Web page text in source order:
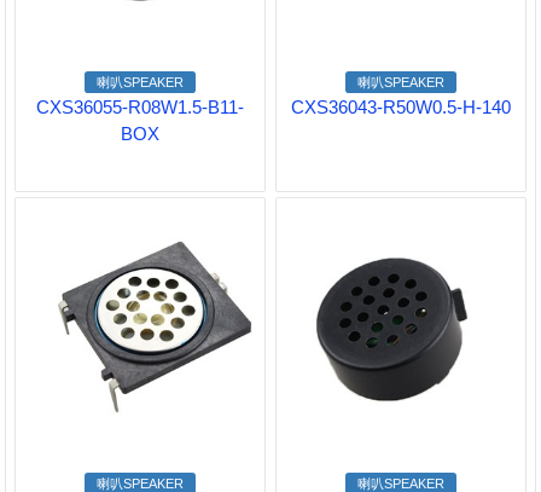
喇叭SPEAKER
CXS36055-R08W1.5-B11-
BOX
喇叭SPEAKER
CXS36043-R50W0.5-H-140
喇叭SPEAKER 喇叭SPEAKER